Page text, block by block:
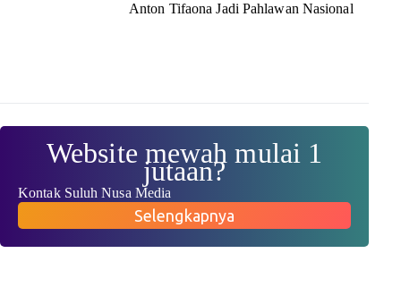
Anton Tifaona Jadi Pahlawan Nasional
Website mewah mulai 1
jutaan?
Kontak Suluh Nusa Media
Selengkapnya